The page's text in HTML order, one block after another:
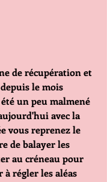
le mois
un peu malmené
avec la
vous reprenez le
de balayer les
au créneau pour
à régler les aléas